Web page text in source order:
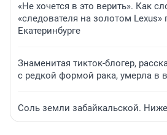
«Не хочется в это верить». Как
«следователя на золотом Lexus»
Екатеринбурге
Знаменитая тикток-блогер,
с редкой формой рака, умерла в
Соль земли забайкальской.